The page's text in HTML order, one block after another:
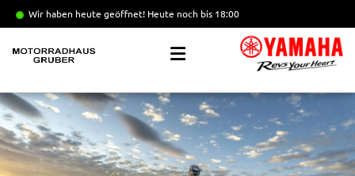
Wir haben heute geöffnet! Heute noch bis 18:00